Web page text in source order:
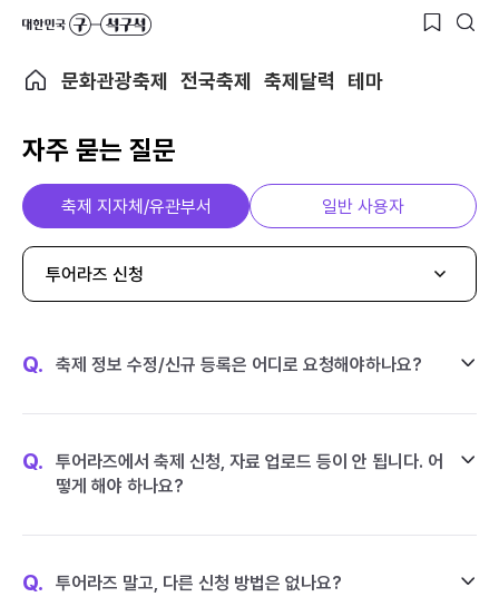
문화관광축제 전국축제 축제달력 테마
자주 묻는 질문
축제 지자체/유관부서 일반 사용자
투어라즈 신청
Q. 축제 정보 수정/신규 등록은 어디로 요청해야하나요?
Q.
투어라즈에서 축제 신청, 자료 업로드 등이 안 됩니다. 어
떻게 해야 하나요?
Q. 투어라즈 말고, 다른 신청 방법은 없나요?